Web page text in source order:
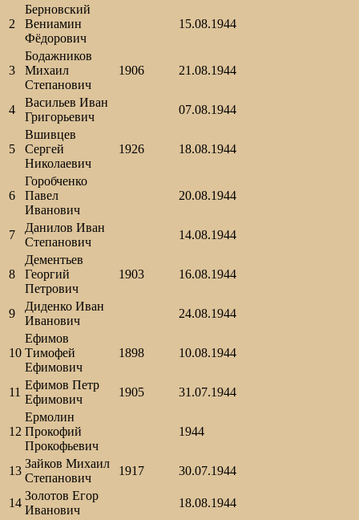
2
Берновский
Вениамин
Фёдорович
15.08.1944
3
Бодажников
Михаил
Степанович
1906 21.08.1944
4
Васильев Иван
Григорьевич
07.08.1944
5
Вшивцев
Сергей
Николаевич
1926 18.08.1944
6
Горобченко
Павел
Иванович
20.08.1944
7
Данилов Иван
Степанович
14.08.1944
8
Дементьев
Георгий
Петрович
1903 16.08.1944
9
Диденко Иван
Иванович
24.08.1944
10
Ефимов
Тимофей
Ефимович
1898 10.08.1944
11
Ефимов Петр
Ефимович
1905 31.07.1944
12
Ермолин
Прокофий
Прокофьевич
1944
13
Зайков Михаил
Степанович
1917 30.07.1944
14
Золотов Егор
Иванович
18.08.1944